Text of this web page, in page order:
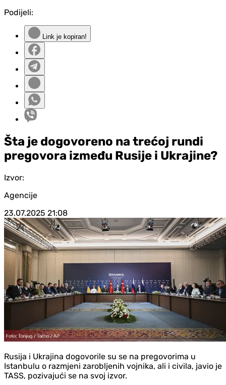
Podijeli:
Link je kopiran!
Šta je dogovoreno na trećoj rundi
pregovora između Rusije i Ukrajine?
Izvor:
Agencije
23.07.2025 21:08
Rusija i Ukrajina dogovorile su se na pregovorima u
Istanbulu o razmjeni zarobljenih vojnika, ali i civila, javio je
TASS, pozivajući se na svoj izvor.